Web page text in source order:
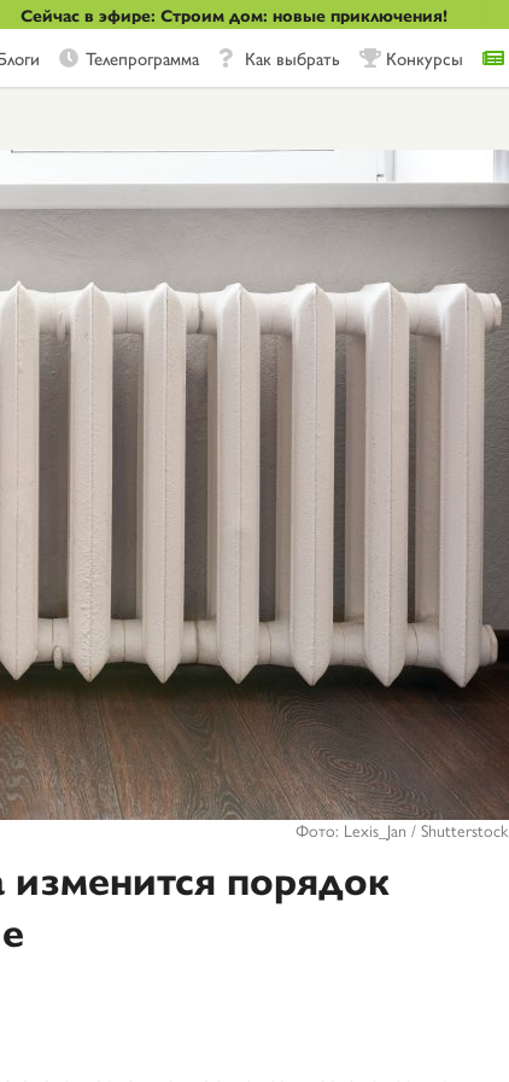
Сейчас в эфире: Строим дом: новые приключения!
Телепрограмма Как выбрать Конкурсы
Фото: Lexis_Jan / Shutterstock
изменится порядок